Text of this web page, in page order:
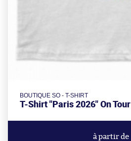
BOUTIQUE SO - T-SHIRT
T-Shirt "Paris 2026" On Tour
à partir de